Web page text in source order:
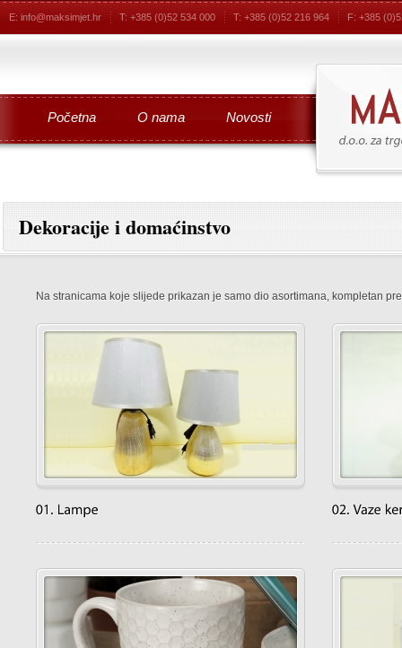
E: info@maksimjet.hr T: +385 (0)52 534 000 T: +385 (0)52 216 964 F: +385
Početna O nama Novosti
Dekoracije i domaćinstvo
Na stranicama koje slijede prikazan je samo dio asortimana, kompletan